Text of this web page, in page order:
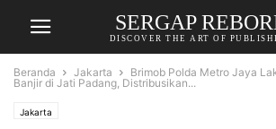
SERGAP
DISCOVER THE ART OF
Beranda Jakarta
Brimob Polda Metro Jaya
Banjir di Jati Padang, Distribusikan...
Jakarta